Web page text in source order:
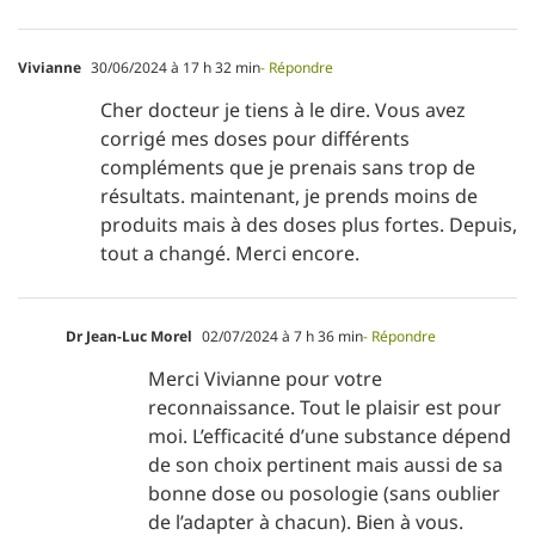
Vivianne 30/06/2024 à 17 h 32 min- Répondre
Cher docteur je tiens à le dire. Vous avez
corrigé mes doses pour différents
compléments que je prenais sans trop de
résultats. maintenant, je prends moins de
produits mais à des doses plus fortes. Depuis,
tout a changé. Merci encore.
Dr Jean-Luc Morel 02/07/2024 à 7 h 36 min- Répondre
Merci Vivianne pour votre
reconnaissance. Tout le plaisir est pour
moi. L’efficacité d’une substance dépend
de son choix pertinent mais aussi de sa
bonne dose ou posologie (sans oublier
de l’adapter à chacun). Bien à vous.